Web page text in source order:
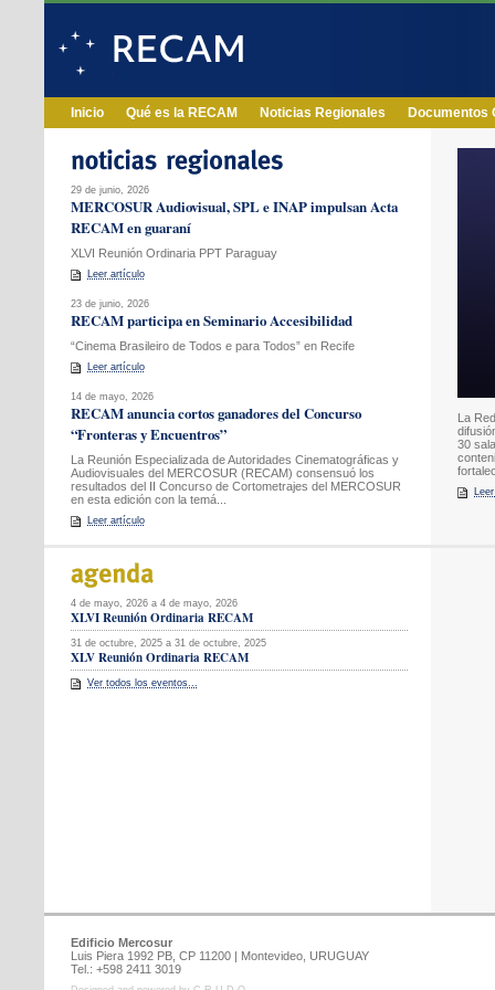
Inicio Qué es la RECAM Noticias Regionales Documentos
29 de junio, 2026
MERCOSUR Audiovisual, SPL e INAP impulsan Acta
RECAM en guaraní
XLVI Reunión Ordinaria PPT Paraguay
Leer artículo
23 de junio, 2026
RECAM participa en Seminario Accesibilidad
“Cinema Brasileiro de Todos e para Todos” en Recife
Leer artículo
14 de mayo, 2026
RECAM anuncia cortos ganadores del Concurso
“Fronteras y Encuentros”
La Reunión Especializada de Autoridades Cinematográficas y
Audiovisuales del MERCOSUR (RECAM) consensuó los
resultados del II Concurso de Cortometrajes del MERCOSUR
en esta edición con la temá...
Leer artículo
La
30
4 de mayo, 2026 a 4 de mayo, 2026
XLVI Reunión Ordinaria RECAM
31 de octubre, 2025 a 31 de octubre, 2025
XLV Reunión Ordinaria RECAM
Ver todos los eventos...
Edificio Mercosur
Luis Piera 1992 PB, CP 11200 | Montevideo, URUGUAY
Tel.: +598 2411 3019